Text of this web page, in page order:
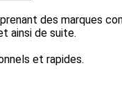
des marques
ainsi de suite.
et rapides.